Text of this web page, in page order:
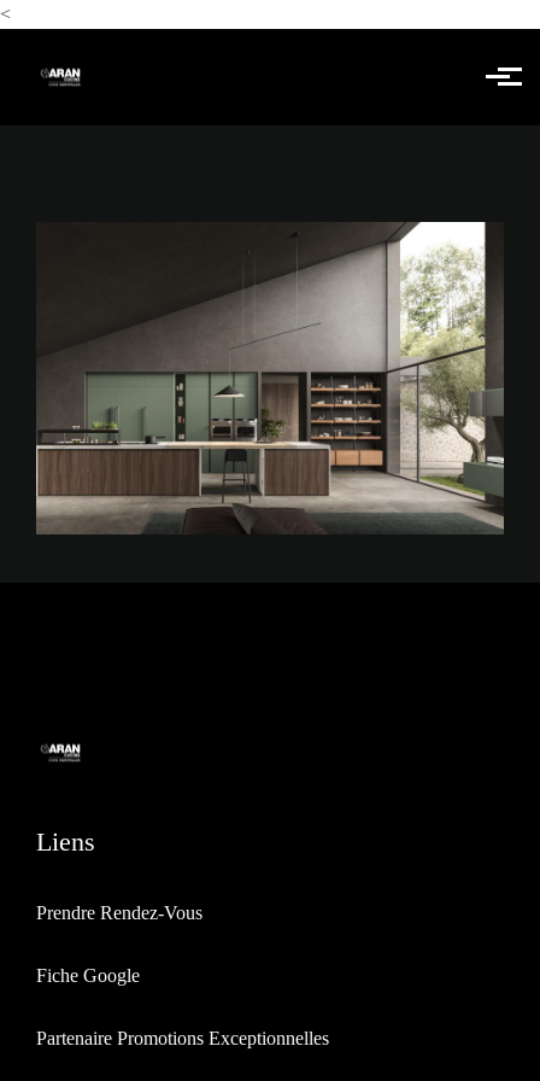
<
Liens
Prendre Rendez-Vous
Fiche Google
Partenaire Promotions Exceptionnelles